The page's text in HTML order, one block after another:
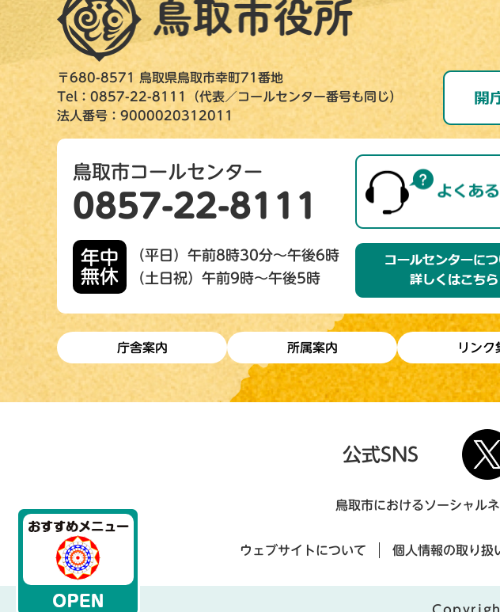
〒680-8571 鳥取県鳥取市幸町71番地
Tel：0857-22-8111（代表／コールセンター番号も同じ）
法人番号：9000020312011
鳥取市コールセンター
0857-22-8111
年中
無休
（平日）午前8時30分～午後6時
（土日祝）午前9時～午後5時
庁舎案内 所属案内 リンク
公式SNS
鳥取市におけるソーシャル
ウェブサイトについて 個人情報の取り扱